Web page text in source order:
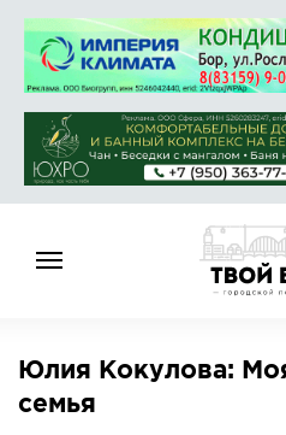
НОВОСТИ
Юлия Кокулова:
семья